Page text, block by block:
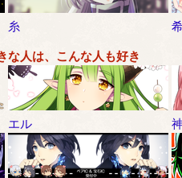
糸
な人は、こんな人も好き
エル